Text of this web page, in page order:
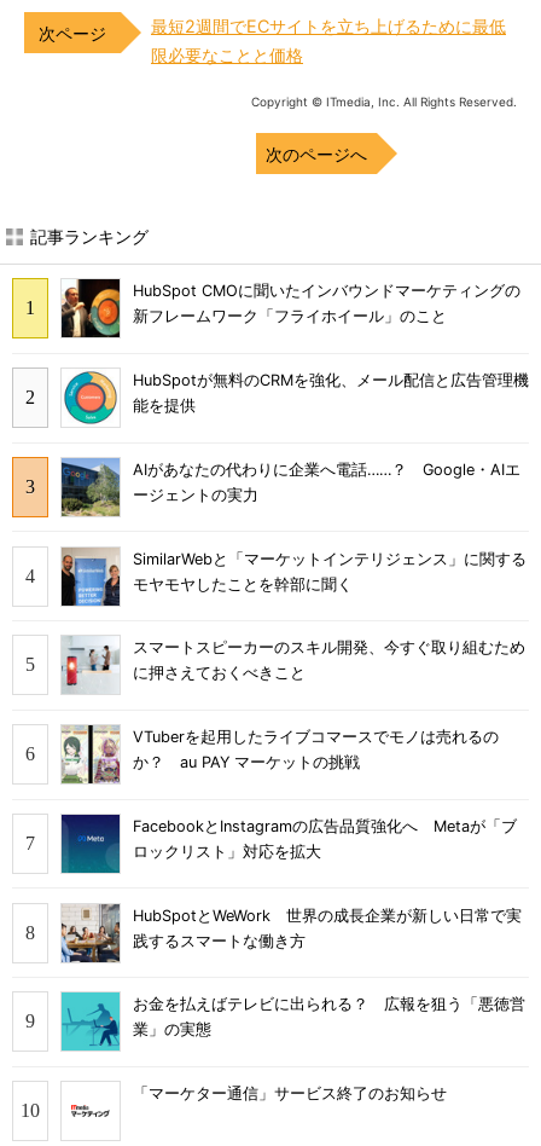
最短2週間でECサイトを立ち上げるために最低
限必要なことと価格
Copyright © ITmedia, Inc. All Rights Reserved.
次のページへ
記事ランキング
HubSpot CMOに聞いたインバウンドマーケティングの
新フレームワーク「フライホイール」のこと
HubSpotが無料のCRMを強化、メール配信と広告管理機
能を提供
AIがあなたの代わりに企業へ電話……？ Google・AIエ
ージェントの実力
SimilarWebと「マーケットインテリジェンス」に関する
モヤモヤしたことを幹部に聞く
スマートスピーカーのスキル開発、今すぐ取り組むため
に押さえておくべきこと
VTuberを起用したライブコマースでモノは売れるの
か？ au PAY マーケットの挑戦
FacebookとInstagramの広告品質強化へ Metaが「ブ
ロックリスト」対応を拡大
HubSpotとWeWork 世界の成長企業が新しい日常で実
践するスマートな働き方
お金を払えばテレビに出られる？ 広報を狙う「悪徳営
業」の実態
「マーケター通信」サービス終了のお知らせ